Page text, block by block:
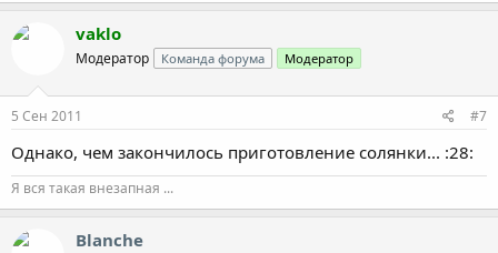
vaklo
Модератор Команда форума Модератор
5 Сен 2011 #7
Однако, чем закончилось приготовление солянки... :28:
Я вся такая внезапная ...
Blanche